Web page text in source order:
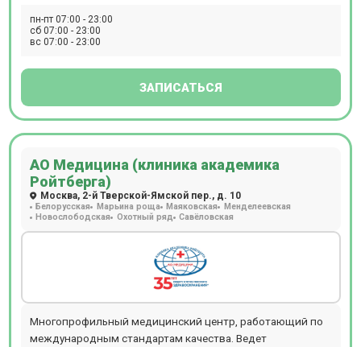
пн-пт 07:00 - 23:00
сб 07:00 - 23:00
вс 07:00 - 23:00
ЗАПИСАТЬСЯ
АО Медицина (клиника академика
Ройтберга)
Москва, 2-й Тверской-Ямской пер., д. 10
Белорусская Марьина роща Маяковская Менделеевская
Новослободская Охотный ряд Савёловская
Многопрофильный медицинский центр, работающий по
международным стандартам качества. Ведет